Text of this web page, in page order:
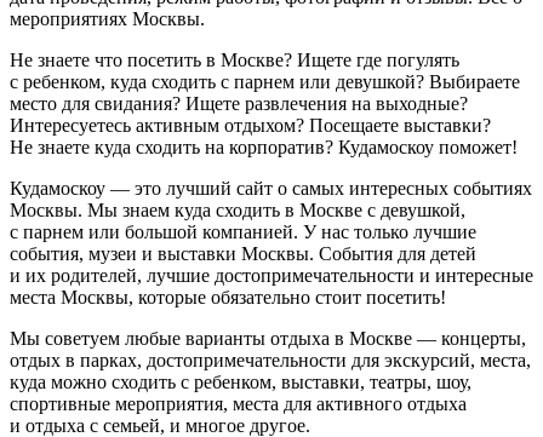
мероприятиях Москвы.
Не знаете что посетить в Москве? Ищете где погулять
с ребенком, куда сходить с парнем или девушкой? Выбираете
место для свидания? Ищете развлечения на выходные?
Интересуетесь активным отдыхом? Посещаете выставки?
Не знаете куда сходить на корпоратив? Кудамоскоу поможет!
Кудамоскоу — это лучший сайт о самых интересных событиях
Москвы. Мы знаем куда сходить в Москве с девушкой,
с парнем или большой компанией. У нас только лучшие
события, музеи и выставки Москвы. События для детей
и их родителей, лучшие достопримечательности и интересные
места Москвы, которые обязательно стоит посетить!
Мы советуем любые варианты отдыха в Москве — концерты,
отдых в парках, достопримечательности для экскурсий, места,
куда можно сходить с ребенком, выставки, театры, шоу,
спортивные мероприятия, места для активного отдыха
и отдыха с семьей, и многое другое.